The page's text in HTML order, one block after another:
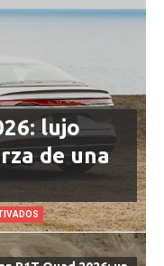
lujo
de una